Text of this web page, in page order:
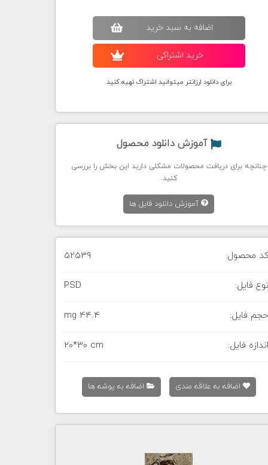
اضافه به سبد خريد
خريد اشتراکی
برای دانلود ارزانتر میتوانید اشتراک تهیه کنید
آموزش دانلود محصول
چنانچه برای دریافت محصولات مشکلی دارید این بخش را بررسی
کنید.
آموزش دانلود فایل ها
کد محصول: 52539
نوع فایل: PSD
حجم فایل: 44.4 mg
اندازه فایل: 20*30 cm
اضافه به علاقه مندی اضافه به پوشه ها